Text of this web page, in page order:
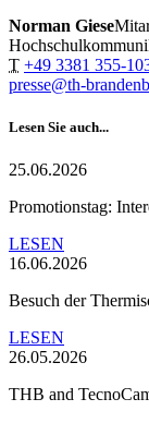
Norman Giese
T +49 3381 355-
presse@th-
Lesen Sie auch...
25.06.2026
Promotionstag:
LESEN
16.06.2026
Besuch der
LESEN
26.05.2026
THB and